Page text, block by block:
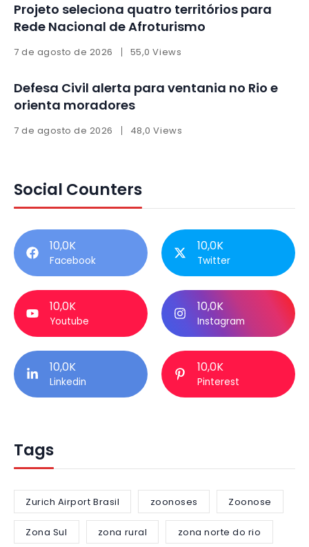
Projeto seleciona quatro territórios para
Rede Nacional de Afroturismo
7 de agosto de 2026 55,0 Views
Defesa Civil alerta para ventania no Rio e
orienta moradores
7 de agosto de 2026 48,0 Views
Social Counters
10,0K
Facebook
10,0K
Twitter
10,0K
Youtube
10,0K
Instagram
10,0K
Linkedin
10,0K
Pinterest
Tags
Zurich Airport Brasil zoonoses Zoonose
Zona Sul zona rural zona norte do rio